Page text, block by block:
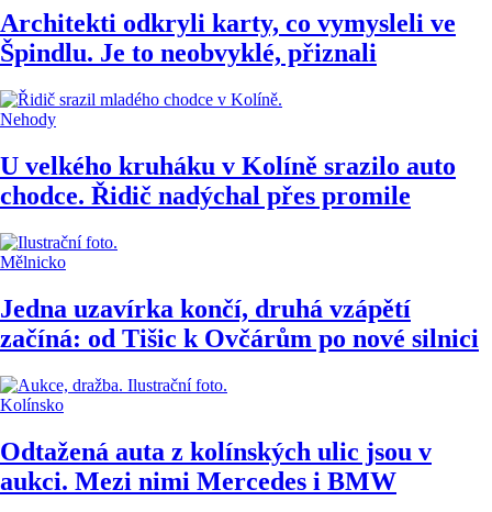
Architekti odkryli karty, co vymysleli ve
Špindlu. Je to neobvyklé, přiznali
Nehody
U velkého kruháku v Kolíně srazilo auto
chodce. Řidič nadýchal přes promile
Mělnicko
Jedna uzavírka končí, druhá vzápětí
začíná: od Tišic k Ovčárům po nové silnici
Kolínsko
Odtažená auta z kolínských ulic jsou v
aukci. Mezi nimi Mercedes i BMW